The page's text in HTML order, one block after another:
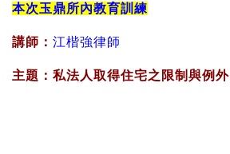
本次玉鼎所內教育訓練
講師： 江楷強律師
主題：私法人取得住宅之限制與例外